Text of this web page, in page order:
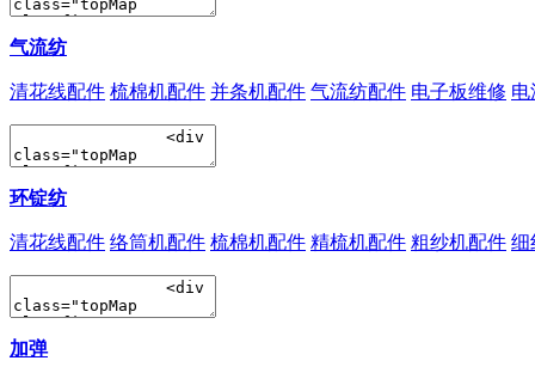
气流纺
清花线配件 梳棉机配件 并条机配件 气流纺配件 电子板维修 电
环锭纺
清花线配件 络筒机配件 梳棉机配件 精梳机配件 粗纱机配件 细
加弹